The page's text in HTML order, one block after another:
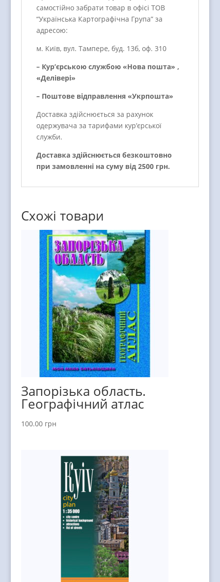
самостійно забрати товар в офісі ТОВ
“Українська Картографічна Група” за
адресою:
м. Київ, вул. Тампере, буд. 13б, оф. 310
– Кур’єрською службою «Нова пошта» ,
«Делівері»
– Поштове відправлення «Укрпошта»
Доставка здійснюється за рахунок
одержувача за тарифами кур’єрської
служби.
Доставка здійснюється безкоштовно
при замовленні на суму від 2500 грн.
Схожі товари
Запорізька область.
Географічний атлас
100.00 грн